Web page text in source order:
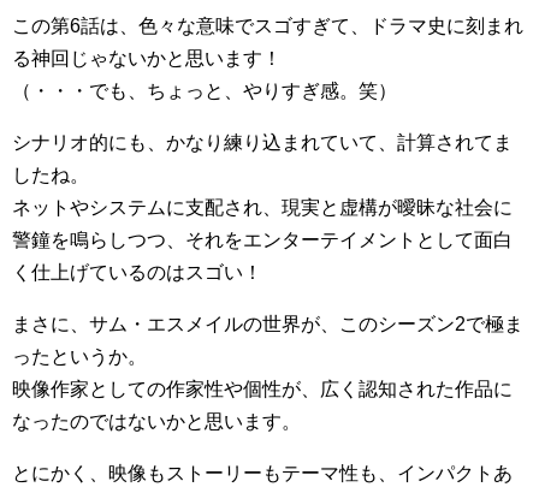
この第6話は、色々な意味でスゴすぎて、ドラマ史に刻まれ
る神回じゃないかと思います！
（・・・でも、ちょっと、やりすぎ感。笑）
シナリオ的にも、かなり練り込まれていて、計算されてま
したね。
ネットやシステムに支配され、現実と虚構が曖昧な社会に
警鐘を鳴らしつつ、それをエンターテイメントとして面白
く仕上げているのはスゴい！
まさに、サム・エスメイルの世界が、このシーズン2で極ま
ったというか。
映像作家としての作家性や個性が、広く認知された作品に
なったのではないかと思います。
とにかく、映像もストーリーもテーマ性も、インパクトあ